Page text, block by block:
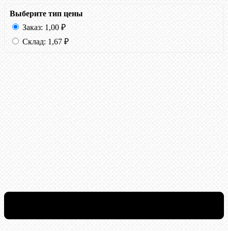
Выберите тип цены
Заказ: 1,00 ₽
Склад: 1,67 ₽